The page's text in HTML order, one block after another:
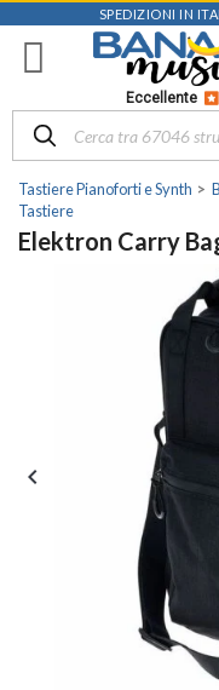
SPEDIZIONI IN
Eccellente
Tastiere Pianoforti e Synth
Tastiere
Elektron Carry
